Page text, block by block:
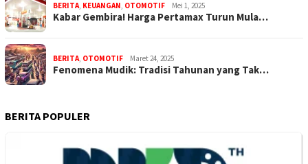
BERITA, KEUANGAN, OTOMOTIF Mei 1, 2025
Kabar Gembira! Harga Pertamax Turun Mula…
BERITA, OTOMOTIF Maret 24, 2025
Fenomena Mudik: Tradisi Tahunan yang Tak…
BERITA POPULER